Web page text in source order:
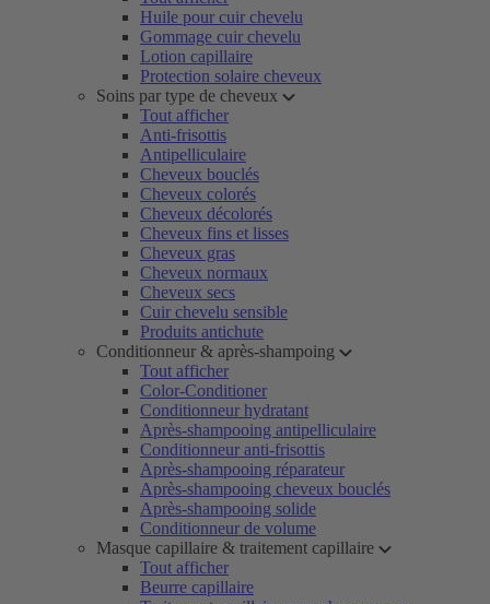
Huile pour cuir chevelu
Gommage cuir chevelu
Lotion capillaire
Protection solaire cheveux
Soins par type de cheveux
Tout afficher
Anti-frisottis
Antipelliculaire
Cheveux bouclés
Cheveux colorés
Cheveux décolorés
Cheveux fins et lisses
Cheveux gras
Cheveux normaux
Cheveux secs
Cuir chevelu sensible
Produits antichute
Conditionneur & après-shampoing
Tout afficher
Color-Conditioner
Conditionneur hydratant
Après-shampooing antipelliculaire
Conditionneur anti-frisottis
Après-shampooing réparateur
Après-shampooing cheveux bouclés
Après-shampooing solide
Conditionneur de volume
Masque capillaire & traitement capillaire
Tout afficher
Beurre capillaire